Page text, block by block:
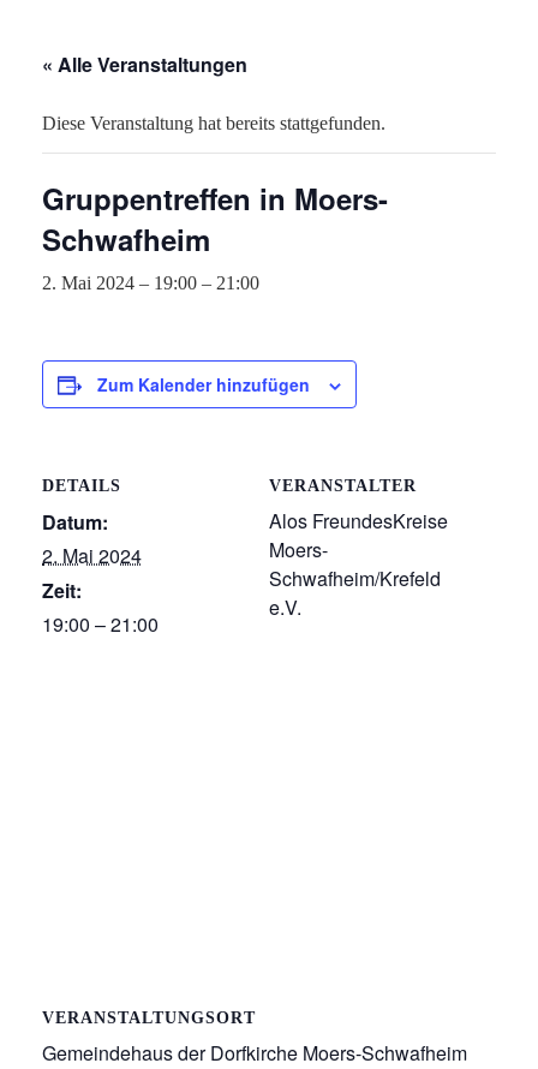
« Alle Veranstaltungen
Diese Veranstaltung hat bereits stattgefunden.
Gruppentreffen in Moers-
Schwafheim
2. Mai 2024 – 19:00 – 21:00
Zum Kalender hinzufügen
DETAILS
Datum:
2. Mai 2024
Zeit:
19:00 – 21:00
VERANSTALTER
Alos FreundesKreise
Moers-
Schwafheim/Krefeld
e.V.
VERANSTALTUNGSORT
Gemeindehaus der Dorfkirche Moers-Schwafheim